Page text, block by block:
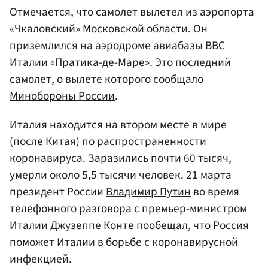
Отмечается, что самолет вылетел из аэропорта
«Чкаловский» Московской области. Он
приземлился на аэродроме авиабазы ВВС
Италии «Пратика-де-Маре». Это последний
самолет, о вылете которого сообщало
Минобороны России.
Италия находится на втором месте в мире
(после Китая) по распространенности
коронавируса. Заразились почти 60 тысяч,
умерли около 5,5 тысячи человек. 21 марта
президент России Владимир Путин во время
телефонного разговора с премьер-министром
Италии Джузеппе Конте пообещал, что Россия
поможет Италии в борьбе с коронавирусной
инфекцией.